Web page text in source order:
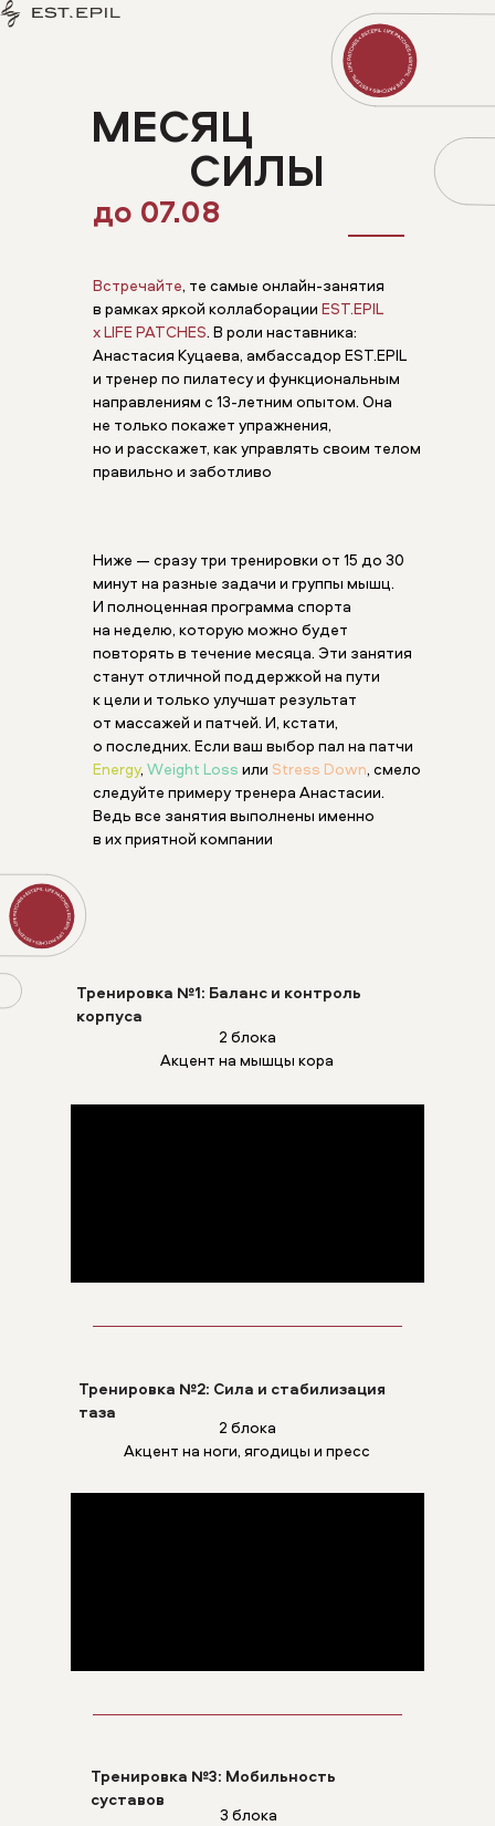
МЕСЯЦ
Тренировка №3: Мобильность
суставов
Тренировка №1: Баланс и контроль
корпуса
до 07.08
СИЛЫ
3 блока
Тренировка №2: Сила и стабилизация
таза
2 блока
Акцент на ноги, ягодицы и пресс
2 блока
Акцент на мышцы кора
Ниже — сразу три тренировки от 15 до 30
минут на разные задачи и группы мышц.
И полноценная программа спорта
на неделю, которую можно будет
повторять в течение месяца. Эти занятия
станут отличной поддержкой на пути
к цели и только улучшат результат
от массажей и патчей. И, кстати,
о последних. Если ваш выбор пал на патчи
Energy, Weight Loss или Stress Down, смело
следуйте примеру тренера Анастасии.
Ведь все занятия выполнены именно
в их приятной компании
Встречайте, те самые онлайн-занятия
в рамках яркой коллаборации EST.EPIL
x LIFE PATCHES. В роли наставника:
Анастасия Куцаева, амбассадор EST.EPIL
и тренер по пилатесу и функциональным
направлениям с 13-летним опытом. Она
не только покажет упражнения,
но и расскажет, как управлять своим телом
правильно и заботливо